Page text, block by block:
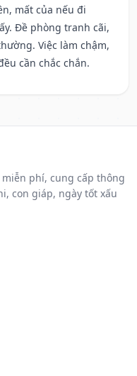
mất của nếu đi
Đề phòng tranh cãi,
Việc làm chậm,
cần chắc chắn.
phí, cung cấp thông
con giáp, ngày tốt xấu